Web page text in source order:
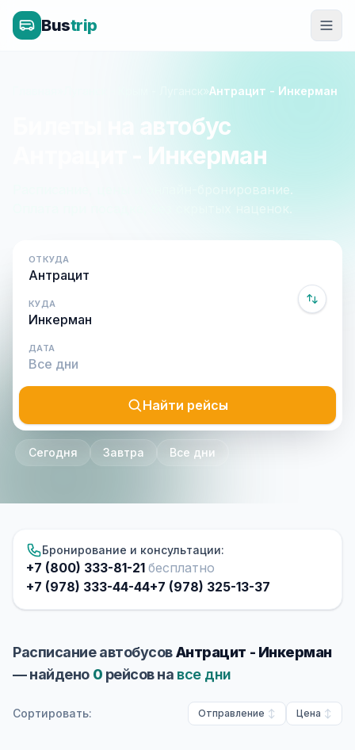
Bustrip
»Антрацит - Инкерман
Билеты на автобус
Антрацит - Инкерман
Расписание, цены и онлайн-бронирование.
Оплата при посадке, без скрытых наценок.
ОТКУДА
КУДА
ДАТА
Найти рейсы
Сегодня Завтра Все дни
Бронирование и консультации:
+7 (800) 333-81-21 бесплатно
+7 (978) 333-44-44+7 (978) 325-13-37
Расписание автобусовАнтрацит - Инкерман
— найдено 0 рейсов на все дни
Сортировать: Отправление Цена